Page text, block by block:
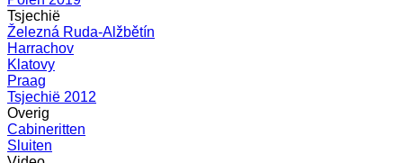
Tsjechië
Železná Ruda-Alžbětín
Harrachov
Klatovy
Praag
Tsjechië 2012
Overig
Cabineritten
Sluiten